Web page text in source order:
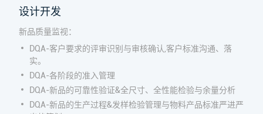
设计开发
新品质量监视：
DQA-客户要求的评审识别与审核确认,客户标准沟通、落
实。
DQA-各阶段的准入管理
DQA-新品的可靠性验证&全尺寸、全性能检验与余量分析
DQA-新品的生产过程&发样检验管理与物料产品标准严进严